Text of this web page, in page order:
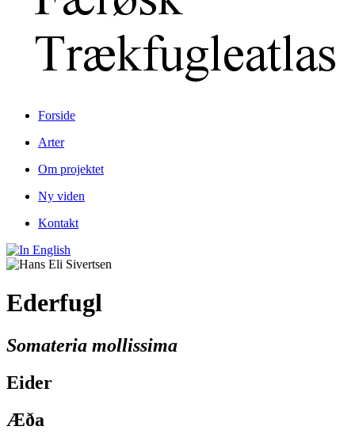
Forside
Arter
Om projektet
Ny viden
Kontakt
Ederfugl
Somateria mollissima
Eider
Æða